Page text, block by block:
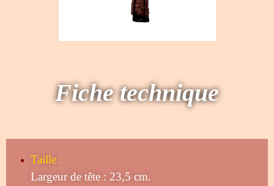
Fiche technique
Taille :
Largeur de tête : 23,5 cm.